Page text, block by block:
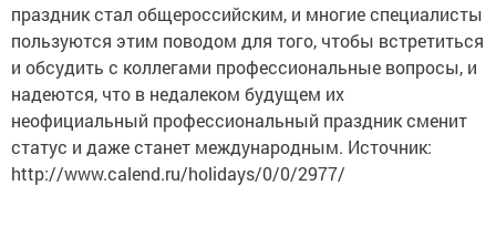
праздник стал общероссийским, и многие специалисты
пользуются этим поводом для того, чтобы встретиться
и обсудить с коллегами профессиональные вопросы, и
надеются, что в недалеком будущем их
неофициальный профессиональный праздник сменит
статус и даже станет международным. Источник:
http://www.calend.ru/holidays/0/0/2977/